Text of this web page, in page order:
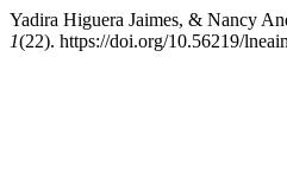
Yadira Higuera Jaimes, & Nancy
1(22). https://doi.org/10.56219/